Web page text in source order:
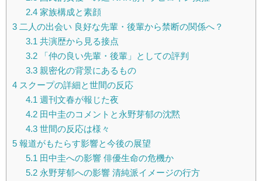
2.4家族構成と素顔
3 二人の出会い 良好な先輩・後輩から禁断の関係へ？
3.1 共演歴から見る接点
3.2「仲の良い先輩・後輩」としての評判
3.3親密化の背景にあるもの
4 スクープの詳細と世間の反応
4.1 週刊文春が報じた夜
4.2田中圭のコメントと永野芽郁の沈黙
4.3世間の反応は様々
5 報道がもたらす影響と今後の展望
5.1 田中圭への影響 俳優生命の危機か
5.2永野芽郁への影響 清純派イメージの行方